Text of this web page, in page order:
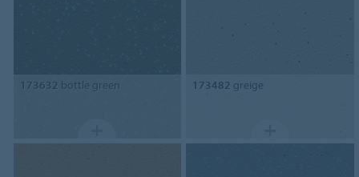
173632 bottle green 173482 greige